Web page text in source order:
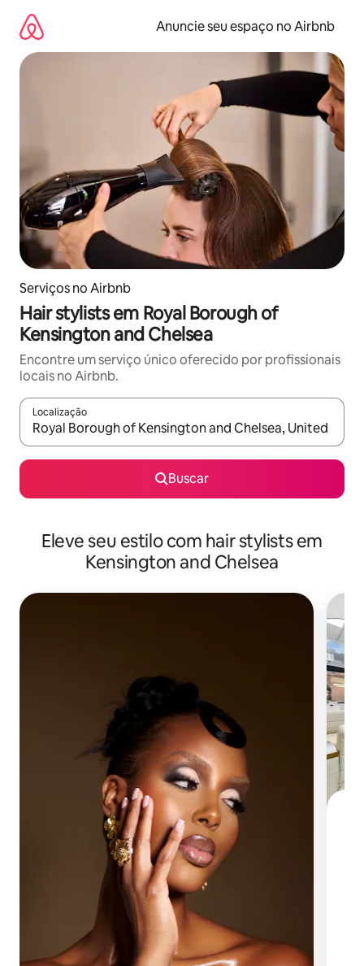
para
conteúdo
Anuncie seu espaço no Airbnb
Serviços no Airbnb
Hair stylists em Royal Borough of
Kensington and Chelsea
Encontre um serviço único oferecido por profissionais
locais no Airbnb.
Localização
Quando os resultados estiverem disponíveis, explore-os
Buscar
Eleve seu estilo com hair stylists em
Kensington and Chelsea